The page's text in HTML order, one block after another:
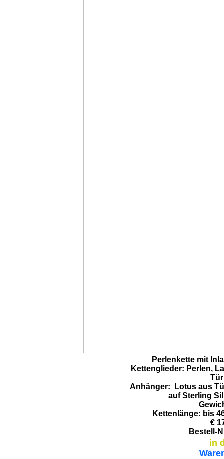
Perlenkette mit
Kettenglieder: Perlen,
Anhänger: Lotus aus
auf Sterling
Kettenlänge: bis
€
Bestell-
in